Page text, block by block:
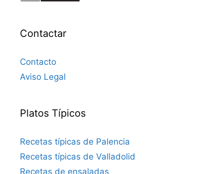
Contactar
Contacto
Aviso Legal
Platos Típicos
Recetas típicas de Palencia
Recetas típicas de Valladolid
Recetas de ensaladas